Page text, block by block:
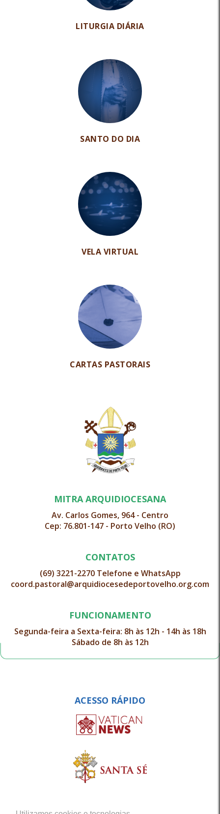
LITURGIA DIÁRIA
SANTO DO DIA
VELA VIRTUAL
CARTAS PASTORAIS
MITRA ARQUIDIOCESANA
Av. Carlos Gomes, 964 - Centro
Cep: 76.801-147 - Porto Velho (RO)
CONTATOS
(69) 3221-2270 Telefone e WhatsApp
coord.pastoral@arquidiocesedeportovelho.org.com
FUNCIONAMENTO
Segunda-feira a Sexta-feira: 8h às 12h - 14h às 18h
Sábado de 8h às 12h
ACESSO RÁPIDO